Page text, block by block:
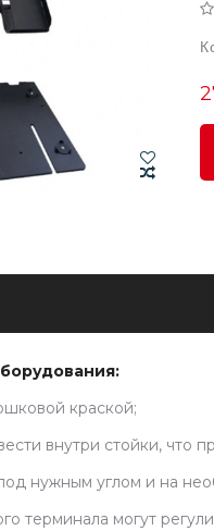
краской;
внутри стойки, что
нужным углом и на
терминала могут